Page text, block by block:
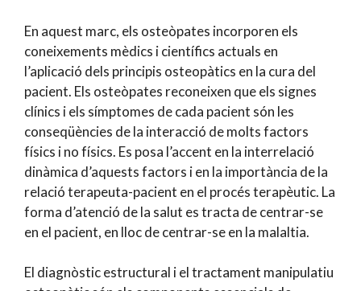
En aquest marc, els osteòpates incorporen els
coneixements mèdics i científics actuals en
l’aplicació dels principis osteopàtics en la cura del
pacient. Els osteòpates reconeixen que els signes
clínics i els símptomes de cada pacient són les
conseqüències de la interacció de molts factors
físics i no físics. Es posa l’accent en la interrelació
dinàmica d’aquests factors i en la importància de la
relació terapeuta-pacient en el procés terapèutic. La
forma d’atenció de la salut es tracta de centrar-se
en el pacient, en lloc de centrar-se en la malaltia.
El diagnòstic estructural i el tractament manipulatiu